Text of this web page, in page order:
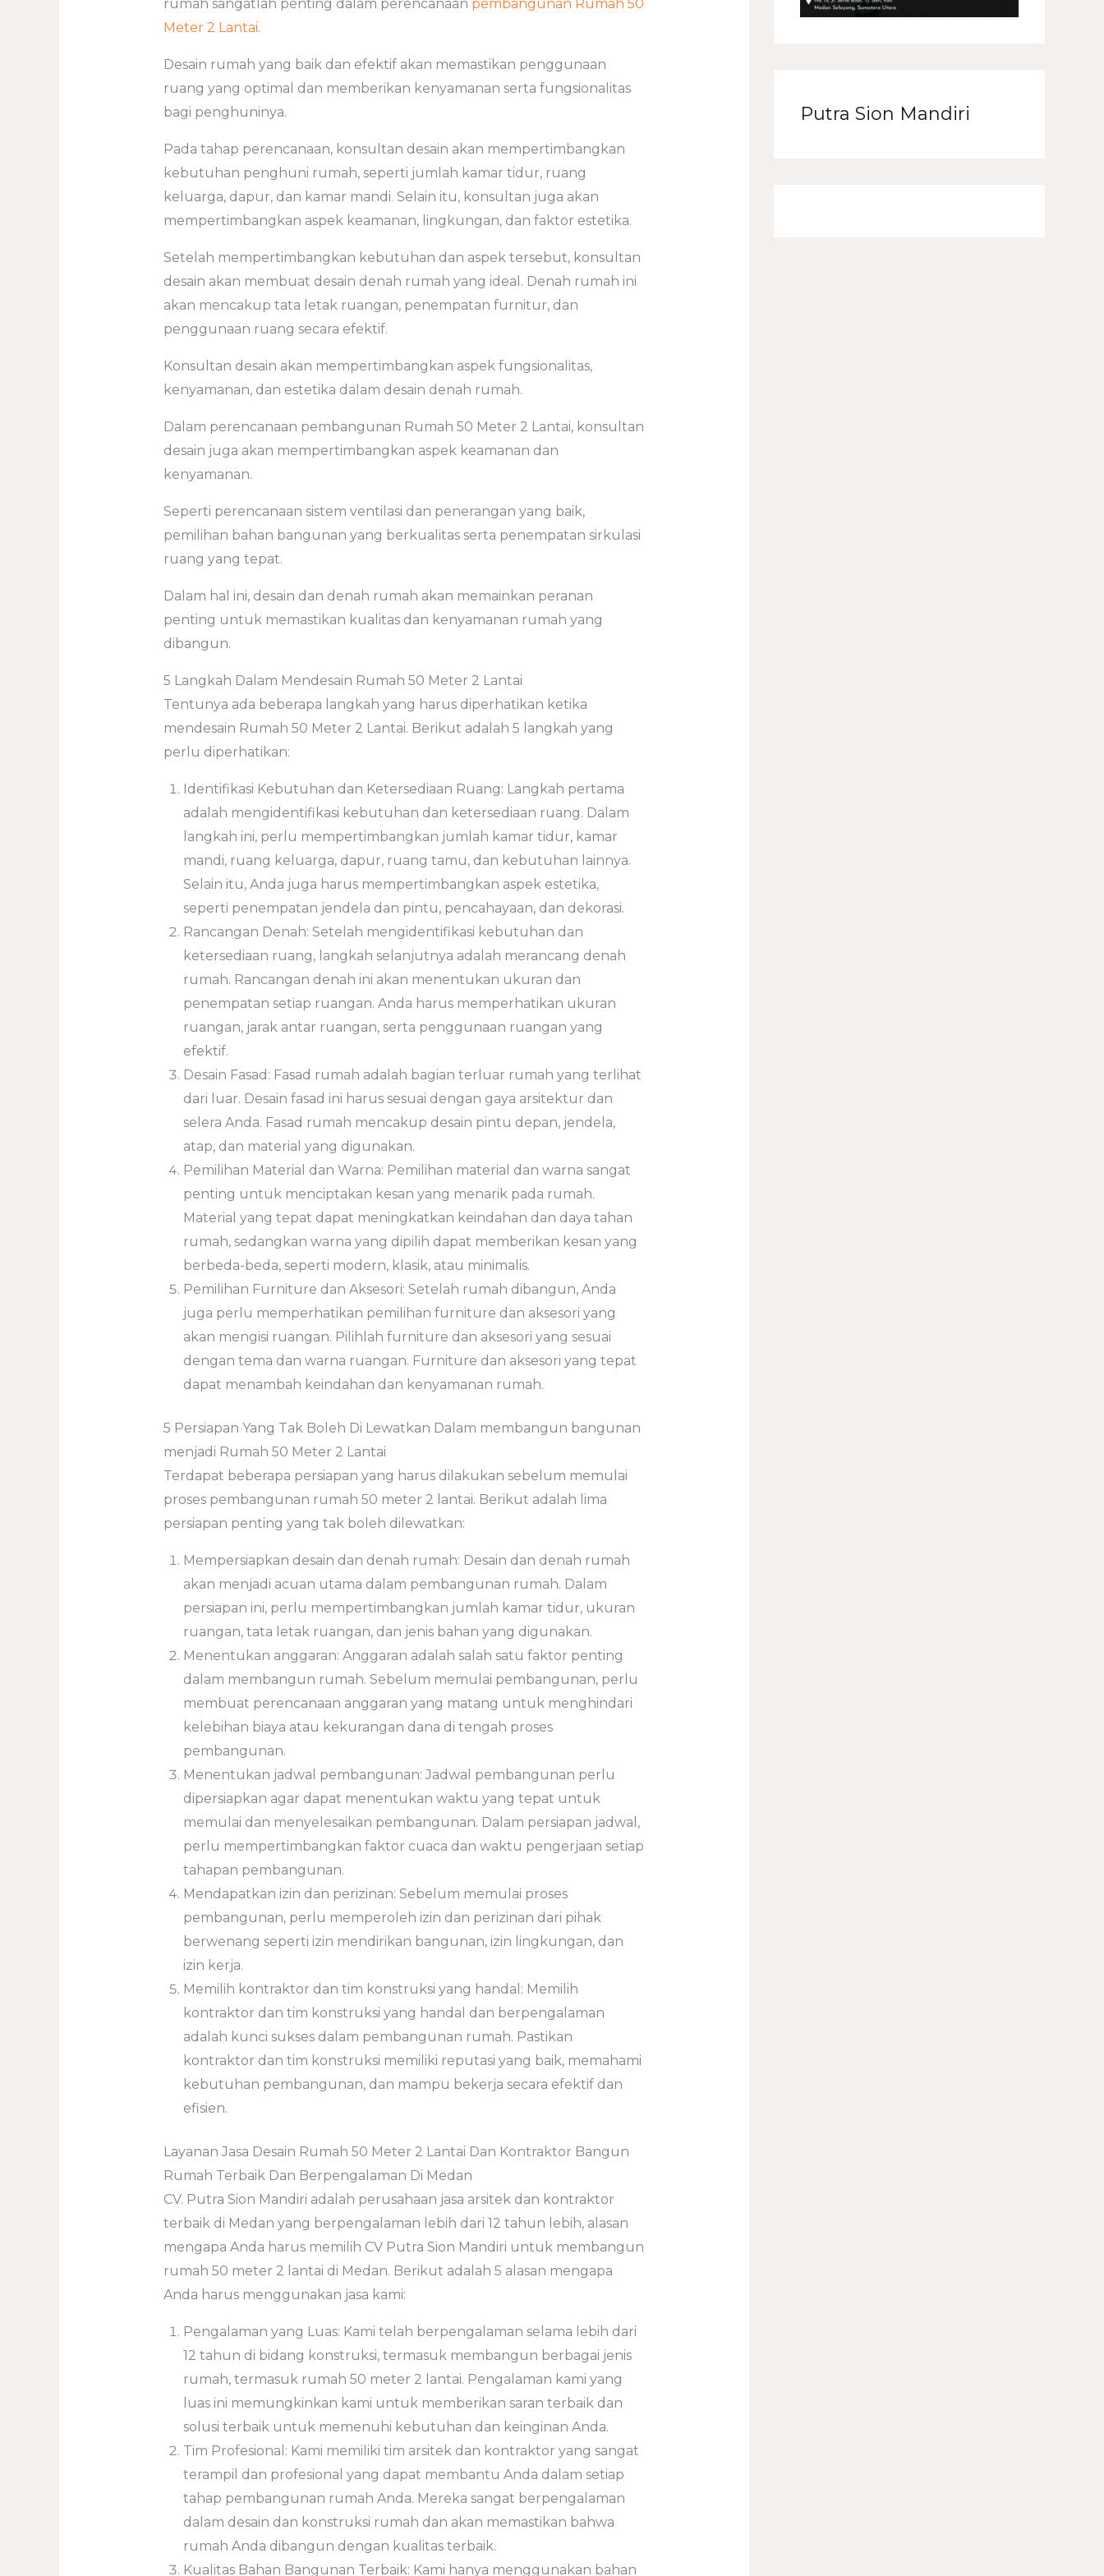
rumah sangatlah penting dalam perencanaan pembangunan Rumah 50
Meter 2 Lantai.
Desain rumah yang baik dan efektif akan memastikan penggunaan
ruang yang optimal dan memberikan kenyamanan serta fungsionalitas
bagi penghuninya.
Pada tahap perencanaan, konsultan desain akan mempertimbangkan
kebutuhan penghuni rumah, seperti jumlah kamar tidur, ruang
keluarga, dapur, dan kamar mandi. Selain itu, konsultan juga akan
mempertimbangkan aspek keamanan, lingkungan, dan faktor estetika.
Setelah mempertimbangkan kebutuhan dan aspek tersebut, konsultan
desain akan membuat desain denah rumah yang ideal. Denah rumah ini
akan mencakup tata letak ruangan, penempatan furnitur, dan
penggunaan ruang secara efektif.
Konsultan desain akan mempertimbangkan aspek fungsionalitas,
kenyamanan, dan estetika dalam desain denah rumah.
Dalam perencanaan pembangunan Rumah 50 Meter 2 Lantai, konsultan
desain juga akan mempertimbangkan aspek keamanan dan
kenyamanan.
Seperti perencanaan sistem ventilasi dan penerangan yang baik,
pemilihan bahan bangunan yang berkualitas serta penempatan sirkulasi
ruang yang tepat.
Dalam hal ini, desain dan denah rumah akan memainkan peranan
penting untuk memastikan kualitas dan kenyamanan rumah yang
dibangun.
5 Langkah Dalam Mendesain Rumah 50 Meter 2 Lantai
Tentunya ada beberapa langkah yang harus diperhatikan ketika
mendesain Rumah 50 Meter 2 Lantai. Berikut adalah 5 langkah yang
perlu diperhatikan:
Identifikasi Kebutuhan dan Ketersediaan Ruang: Langkah pertama
adalah mengidentifikasi kebutuhan dan ketersediaan ruang. Dalam
langkah ini, perlu mempertimbangkan jumlah kamar tidur, kamar
mandi, ruang keluarga, dapur, ruang tamu, dan kebutuhan lainnya.
Selain itu, Anda juga harus mempertimbangkan aspek estetika,
seperti penempatan jendela dan pintu, pencahayaan, dan dekorasi.
Rancangan Denah: Setelah mengidentifikasi kebutuhan dan
ketersediaan ruang, langkah selanjutnya adalah merancang denah
rumah. Rancangan denah ini akan menentukan ukuran dan
penempatan setiap ruangan. Anda harus memperhatikan ukuran
ruangan, jarak antar ruangan, serta penggunaan ruangan yang
efektif.
Desain Fasad: Fasad rumah adalah bagian terluar rumah yang terlihat
dari luar. Desain fasad ini harus sesuai dengan gaya arsitektur dan
selera Anda. Fasad rumah mencakup desain pintu depan, jendela,
atap, dan material yang digunakan.
Pemilihan Material dan Warna: Pemilihan material dan warna sangat
penting untuk menciptakan kesan yang menarik pada rumah.
Material yang tepat dapat meningkatkan keindahan dan daya tahan
rumah, sedangkan warna yang dipilih dapat memberikan kesan yang
berbeda-beda, seperti modern, klasik, atau minimalis.
Pemilihan Furniture dan Aksesori: Setelah rumah dibangun, Anda
juga perlu memperhatikan pemilihan furniture dan aksesori yang
akan mengisi ruangan. Pilihlah furniture dan aksesori yang sesuai
dengan tema dan warna ruangan. Furniture dan aksesori yang tepat
dapat menambah keindahan dan kenyamanan rumah.
5 Persiapan Yang Tak Boleh Di Lewatkan Dalam membangun bangunan
menjadi Rumah 50 Meter 2 Lantai
Terdapat beberapa persiapan yang harus dilakukan sebelum memulai
proses pembangunan rumah 50 meter 2 lantai. Berikut adalah lima
persiapan penting yang tak boleh dilewatkan:
Mempersiapkan desain dan denah rumah: Desain dan denah rumah
akan menjadi acuan utama dalam pembangunan rumah. Dalam
persiapan ini, perlu mempertimbangkan jumlah kamar tidur, ukuran
ruangan, tata letak ruangan, dan jenis bahan yang digunakan.
Menentukan anggaran: Anggaran adalah salah satu faktor penting
dalam membangun rumah. Sebelum memulai pembangunan, perlu
membuat perencanaan anggaran yang matang untuk menghindari
kelebihan biaya atau kekurangan dana di tengah proses
pembangunan.
Menentukan jadwal pembangunan: Jadwal pembangunan perlu
dipersiapkan agar dapat menentukan waktu yang tepat untuk
memulai dan menyelesaikan pembangunan. Dalam persiapan jadwal,
perlu mempertimbangkan faktor cuaca dan waktu pengerjaan setiap
tahapan pembangunan.
Mendapatkan izin dan perizinan: Sebelum memulai proses
pembangunan, perlu memperoleh izin dan perizinan dari pihak
berwenang seperti izin mendirikan bangunan, izin lingkungan, dan
izin kerja.
Memilih kontraktor dan tim konstruksi yang handal: Memilih
kontraktor dan tim konstruksi yang handal dan berpengalaman
adalah kunci sukses dalam pembangunan rumah. Pastikan
kontraktor dan tim konstruksi memiliki reputasi yang baik, memahami
kebutuhan pembangunan, dan mampu bekerja secara efektif dan
efisien.
Layanan Jasa Desain Rumah 50 Meter 2 Lantai Dan Kontraktor Bangun
Rumah Terbaik Dan Berpengalaman Di Medan
CV. Putra Sion Mandiri adalah perusahaan jasa arsitek dan kontraktor
terbaik di Medan yang berpengalaman lebih dari 12 tahun lebih, alasan
mengapa Anda harus memilih CV Putra Sion Mandiri untuk membangun
rumah 50 meter 2 lantai di Medan. Berikut adalah 5 alasan mengapa
Anda harus menggunakan jasa kami:
Pengalaman yang Luas: Kami telah berpengalaman selama lebih dari
12 tahun di bidang konstruksi, termasuk membangun berbagai jenis
rumah, termasuk rumah 50 meter 2 lantai. Pengalaman kami yang
luas ini memungkinkan kami untuk memberikan saran terbaik dan
solusi terbaik untuk memenuhi kebutuhan dan keinginan Anda.
Tim Profesional: Kami memiliki tim arsitek dan kontraktor yang sangat
terampil dan profesional yang dapat membantu Anda dalam setiap
tahap pembangunan rumah Anda. Mereka sangat berpengalaman
dalam desain dan konstruksi rumah dan akan memastikan bahwa
rumah Anda dibangun dengan kualitas terbaik.
Kualitas Bahan Bangunan Terbaik: Kami hanya menggunakan bahan
Putra Sion Mandiri